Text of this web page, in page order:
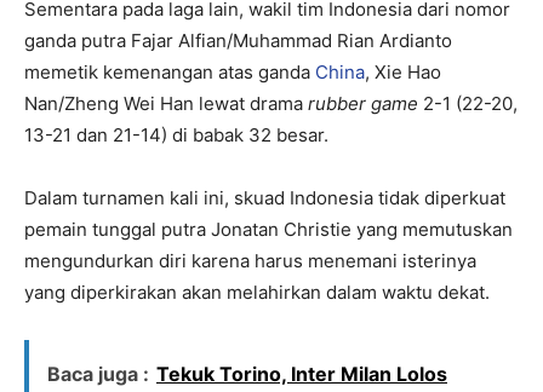
Sementara pada laga lain, wakil tim Indonesia dari nomor
ganda putra Fajar Alfian/Muhammad Rian Ardianto
memetik kemenangan atas ganda China, Xie Hao
Nan/Zheng Wei Han lewat drama rubber game 2-1 (22-20,
13-21 dan 21-14) di babak 32 besar.
Dalam turnamen kali ini, skuad Indonesia tidak diperkuat
pemain tunggal putra Jonatan Christie yang memutuskan
mengundurkan diri karena harus menemani isterinya
yang diperkirakan akan melahirkan dalam waktu dekat.
Baca juga : Tekuk Torino, Inter Milan Lolos